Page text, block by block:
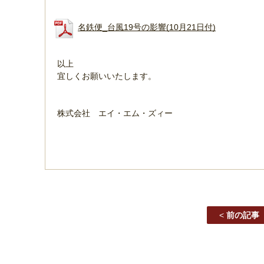
名鉄便_台風19号の影響(10月21日付)
以上
宜しくお願いいたします。
株式会社 エイ・エム・ズィー
< 前の記事